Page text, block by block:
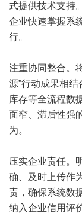
式提供技术支持
企业快速掌握系
行。
注重协同整合。
源”行动成果相结
库存等全流程数
面窄、滞后性强
为。
压实企业责任。
确、及时上传作
责，确保系统数
纳入企业信用评